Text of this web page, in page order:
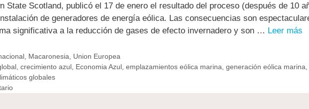
State Scotland, publicó el 17 de enero el resultado del proceso (después de 10
de generadores de energía eólica. Las consecuencias son
significativa a la reducción de gases de efecto invernadero y son … Leer más
, Macaronesia
Union Europea
, crecimiento azul, Economia Azul, emplazamientos eólica marina generación eólica marina
globales